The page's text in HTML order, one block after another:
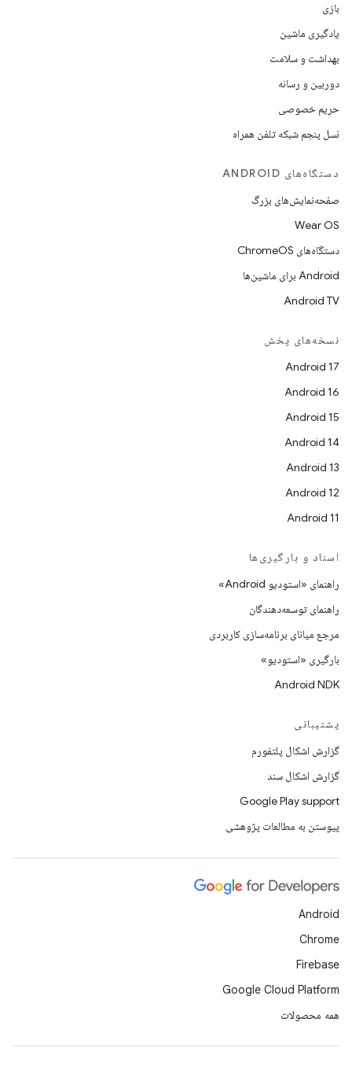
بازی
یادگیری ماشین
بهداشت و سلامت
دوربین و رسانه
حریم خصوصی
نسل پنجم شبکه تلفن همراه
دستگاه‌های ANDROID
صفحه‌نمایش‌های بزرگ
Wear OS
دستگاه‌های ChromeOS
Android برای ماشین‌ها
Android TV
نسخه‌های پخش
Android 17
Android 16
Android 15
Android 14
Android 13
Android 12
Android 11
اسناد و بارگیری‌ها
راهنمای «استودیو Android»
راهنمای توسعه‌دهندگان
مرجع میانای برنامه‌سازی کاربردی
بارگیری «استودیو»
Android NDK
پشتیبانی
گزارش اشکال پلتفورم
گزارش اشکال سند
Google Play support
پیوستن به مطالعات پژوهشی
Android
Chrome
Firebase
Google Cloud Platform
همه محصولات